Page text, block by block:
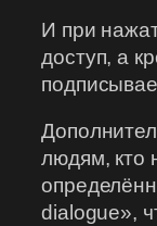
И при
доступ, а
людям, кто
dialogue»,